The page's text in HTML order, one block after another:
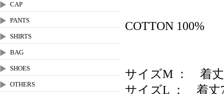
CAP
PANTS
SHIRTS
BAG
SHOES
OTHERS
COTTON 100%
サイズM ： 着
サイズL ： 着